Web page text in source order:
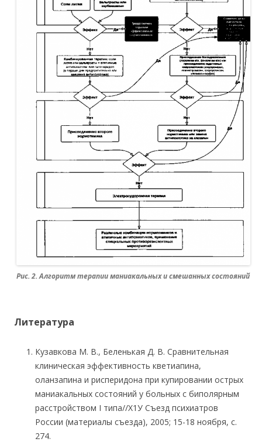
Рис. 2. Алгоритм терапии маниакальных и смешанных состояний
Литература
Кузавкова М. В., Беленькая Д. В. Сравнительная
клиническая эффективность кветиапина,
оланзапина и рисперидона при купировании острых
маниакальных состояний у больных с биполярным
расстройством I типа//Х1У Съезд психиатров
России (материалы съезда), 2005; 15-18 ноября, с.
274.